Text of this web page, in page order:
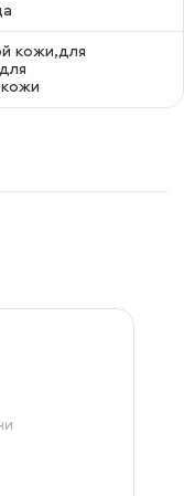
кожи,для